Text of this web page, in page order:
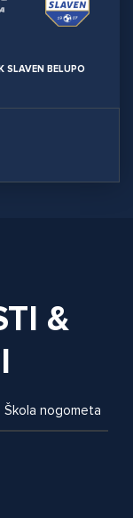
SLAVEN BELUPO
&
Škola nogometa